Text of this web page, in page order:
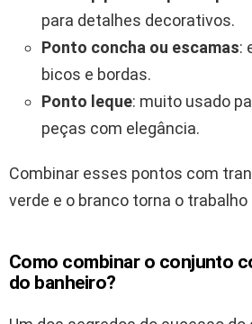
para detalhes decorativos.
Ponto concha ou escamas:
bicos e bordas.
Ponto leque: muito usado
peças com elegância.
Combinar esses pontos com
verde e o branco torna o
Como combinar o conjunto
do banheiro?